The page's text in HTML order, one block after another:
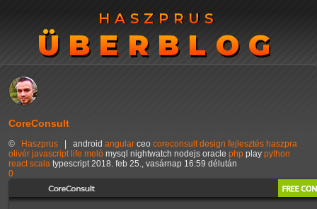
HASZPRUS
ÜBERBLOG
HASZPRUS
ÜBERBLOG
CoreConsult
© Haszprus android angular ceo coreconsult design fejlesztés haszpra
olivér javascript life meló mysql nightwatch nodejs oracle php play python
react scala typescript 2018. feb 25., vasárnap 16:59 délután
0